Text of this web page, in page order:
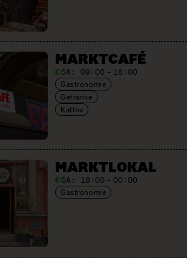
MARKTCAFÉ
SA:09:00 – 18:00
Gastronomie
Getränke
Kaffee
MARKTLOKAL
SA: 18:00 – 00:00
Gastronomie